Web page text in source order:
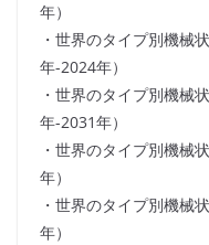
年）
・世界のタイプ別機械
年-2024年）
・世界のタイプ別機械
年-2031年）
・世界のタイプ別機械
年）
・世界のタイプ別機械
年）